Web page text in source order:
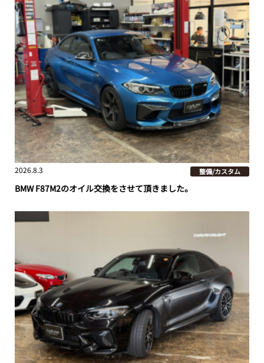
2026.8.3 整備/カスタム
BMW F87M2のオイル交換をさせて頂きました。